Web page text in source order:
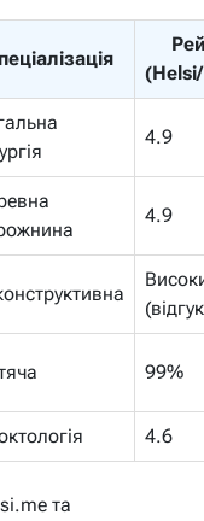
4.9
4.9
99%
4.6
та